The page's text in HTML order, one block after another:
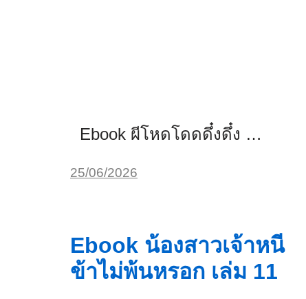
Ebook ผีโหดโดดดึ๋งดึ๋ง …
25/06/2026
Ebook น้องสาวเจ้าหนี
ข้าไม่พ้นหรอก เล่ม 11